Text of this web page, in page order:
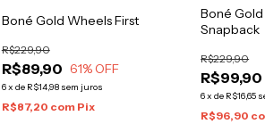
Boné Gold Wheels First
R$89,90
R$229,90
61% OFF
6x de R$14,98 sem juros
R$87,20 com Pix
Boné
Snapback
R$99,90
R$229,90
6xde R$16,65
R$96,90